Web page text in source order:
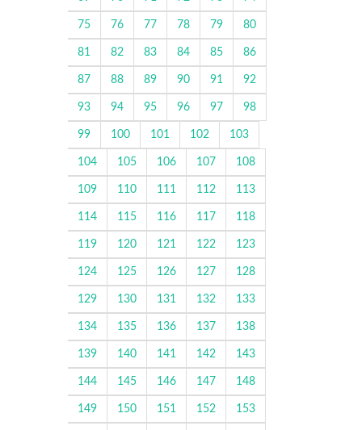
75 76 77 78 79 80
81 82 83 84 85 86
87 88 89 90 91 92
93 94 95 96 97 98
99 100 101 102 103
104 105 106 107 108
109 110 111 112 113
114 115 116 117 118
119 120 121 122 123
124 125 126 127 128
129 130 131 132 133
134 135 136 137 138
139 140 141 142 143
144 145 146 147 148
149 150 151 152 153